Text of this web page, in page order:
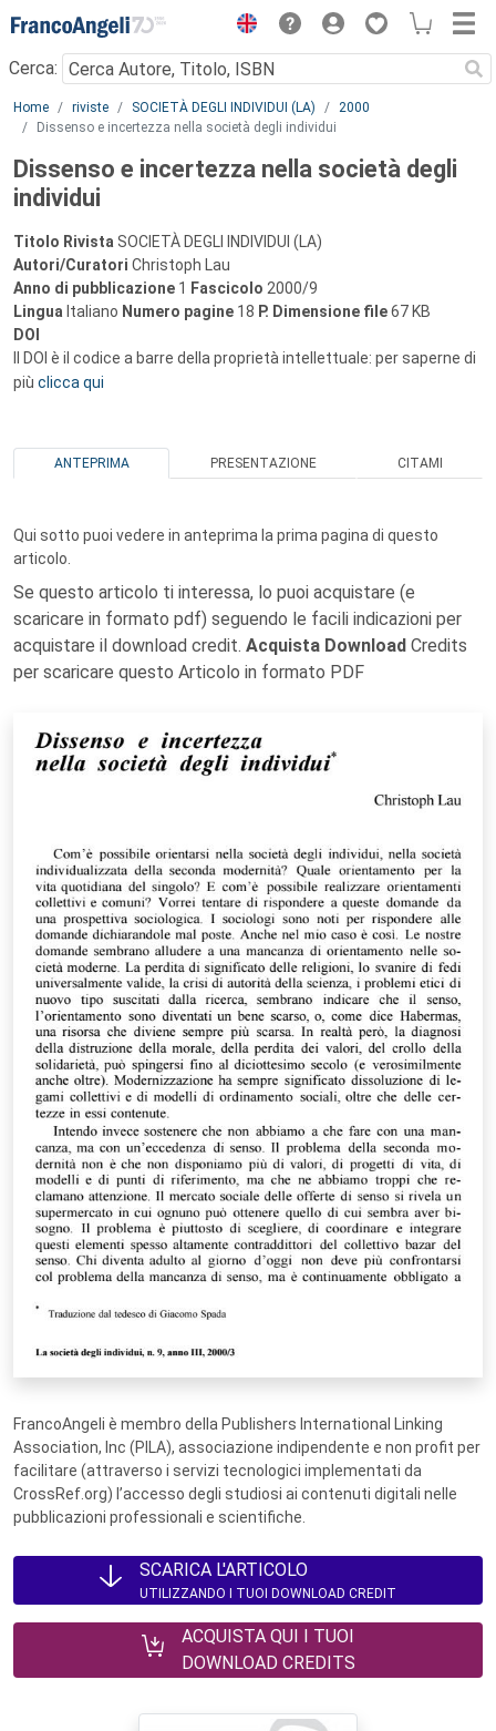
Menu
Cerca:
Main content
Home riviste SOCIETÀ DEGLI INDIVIDUI (LA)
2000
Dissenso e incertezza nella società degli individui
Dissenso e incertezza nella società degli
individui
Titolo Rivista SOCIETÀ DEGLI INDIVIDUI (LA)
Autori/Curatori Christoph Lau
Anno di pubblicazione 1 Fascicolo 2000/9
Lingua Italiano Numero pagine 18 P. Dimensione file67 KB
DOI
Il DOI è il codice a barre della proprietà intellettuale: per saperne di
più clicca qui
ANTEPRIMA PRESENTAZIONE CITAMI
Qui sotto puoi vedere in anteprima la prima pagina di questo
articolo.
Se questo articolo ti interessa, lo puoi acquistare (e
scaricare in formato pdf) seguendo le facili indicazioni per
acquistare il download credit. Acquista Download Credits
per scaricare questo Articolo in formato PDF
FrancoAngeli è membro della Publishers International Linking
Association, Inc (PILA), associazione indipendente e non profit per
facilitare (attraverso i servizi tecnologici implementati da
CrossRef.org) l’accesso degli studiosi ai contenuti digitali nelle
pubblicazioni professionali e scientifiche.
SCARICA L'ARTICOLO
UTILIZZANDO I TUOI DOWNLOAD CREDIT
ACQUISTA QUI I TUOI
DOWNLOAD CREDITS